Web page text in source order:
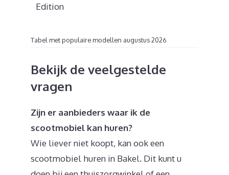
Edition
Tabel met populaire modellen augustus 2026
Bekijk de veelgestelde
vragen
Zijn er aanbieders waar ik de
scootmobiel kan huren?
Wie liever niet koopt, kan ook een
scootmobiel huren in Bakel. Dit kunt u